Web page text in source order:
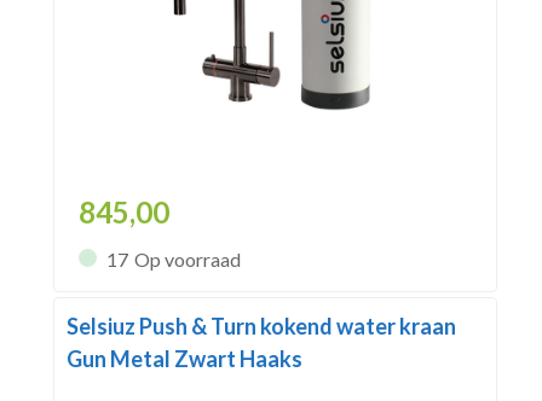
845,00
17 Op voorraad
Selsiuz Push & Turn kokend water kraan
Gun Metal Zwart Haaks